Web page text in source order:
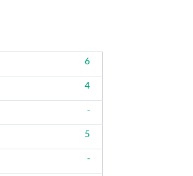
6
4
-
5
-